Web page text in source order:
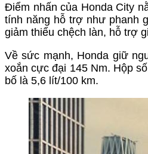
Điểm nhấn của Honda City
tính năng hỗ trợ như phanh
giảm thiểu chệch làn, hỗ trợ
Về sức mạnh, Honda giữ
xoắn cực đại 145 Nm. Hộp
bố là 5,6 lít/100 km.